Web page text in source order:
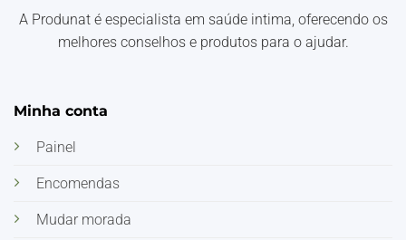
A Produnat é especialista em saúde intima, oferecendo os
melhores conselhos e produtos para o ajudar.
Minha conta
Painel
Encomendas
Mudar morada